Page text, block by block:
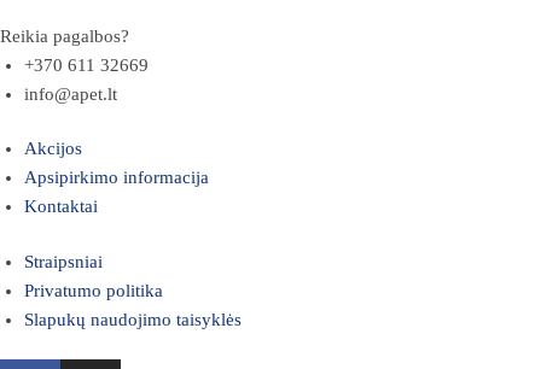
Reikia pagalbos?
+370 611 32669
info@apet.lt
Akcijos
Apsipirkimo informacija
Kontaktai
Straipsniai
Privatumo politika
Slapukų naudojimo taisyklės